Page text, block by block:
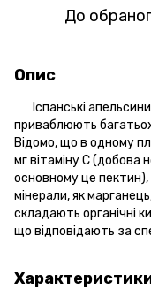
До
Опис
Іспанські
приваблюють
Відомо, що в одному
мг вітаміну С (добова
основному це пектин),
мінерали, як
складають органічні
що відповідають за